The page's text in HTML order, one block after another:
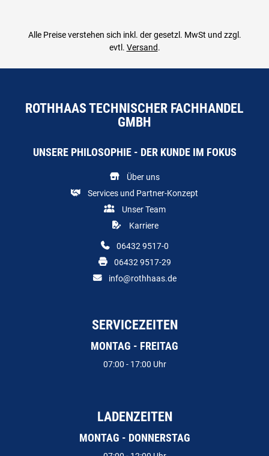
Alle Preise verstehen sich inkl. der gesetzl. MwSt und zzgl.
evtl. Versand.
ROTHHAAS TECHNISCHER FACHHANDEL
GMBH
UNSERE PHILOSOPHIE - DER KUNDE IM FOKUS
Über uns
Services und Partner-Konzept
Unser Team
Karriere
06432 9517-0
06432 9517-29
info@rothhaas.de
SERVICEZEITEN
MONTAG - FREITAG
07:00 - 17:00 Uhr
LADENZEITEN
MONTAG - DONNERSTAG